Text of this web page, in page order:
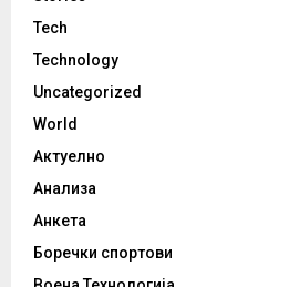
Tech
Technology
Uncategorized
World
Актуелно
Анализа
Анкета
Боречки спортови